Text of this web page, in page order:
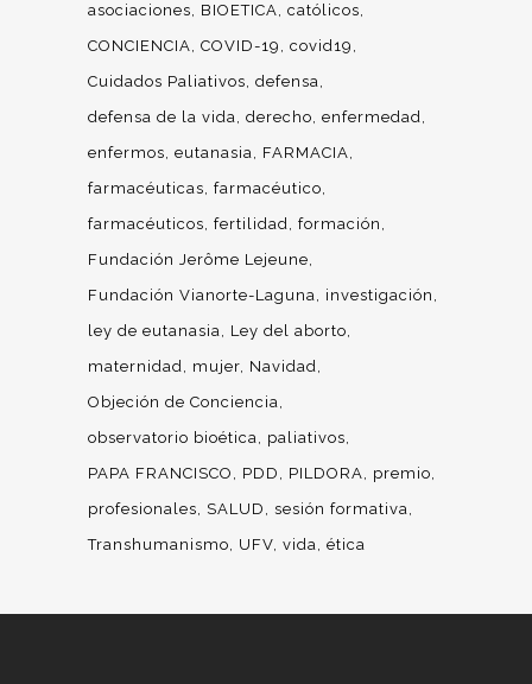
asociaciones
BIOETICA católicos
CONCIENCIA COVID-19
covid19
Cuidados Paliativos defensa
defensa de la vida derecho enfermedad
enfermos eutanasia
FARMACIA
farmacéuticas farmacéutico
farmacéuticos fertilidad formación
Fundación Jerôme Lejeune
Fundación Vianorte-Laguna
investigación
ley de eutanasia
Ley del aborto
maternidad
mujer Navidad
Objeción de Conciencia
observatorio bioética
paliativos
PAPA FRANCISCO
PDD PILDORA
premio
profesionales
SALUD
sesión formativa
Transhumanismo
UFV vida ética